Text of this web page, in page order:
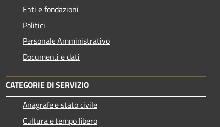
Enti e fondazioni
Politici
Personale Amministrativo
Documenti e dati
CATEGORIE DI SERVIZIO
Anagrafe e stato civile
Cultura e tempo libero